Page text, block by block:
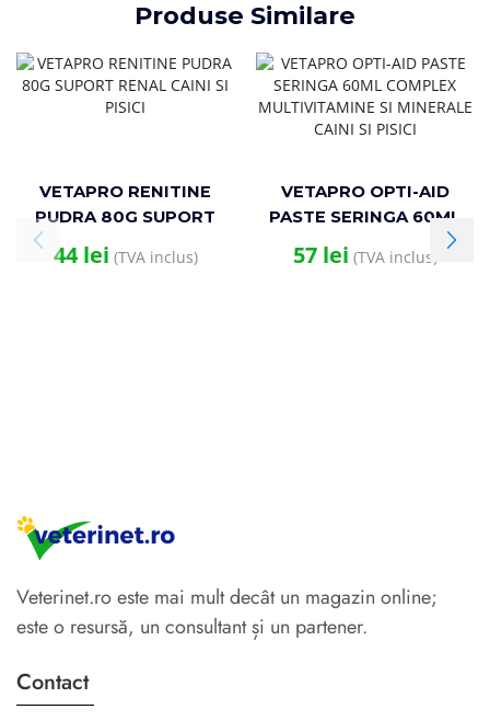
Produse Similare
VETAPRO RENITINE
PUDRA 80G SUPORT
RENAL CAINI SI PISICI
44lei (TVA inclus)
VETAPRO OPTI-AID
PASTE SERINGA 60ML
COMPLEX
MULTIVITAMINE SI
57 lei (TVA inclus)
Veterinet.ro este mai mult decât un magazin online;
este o resursă, un consultant și un partener.
Contact